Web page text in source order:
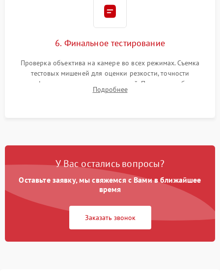
6. Финальное тестирование
Проверка объектива на камере во всех режимах. Съемка
тестовых мишеней для оценки резкости, точности
автофокуса и отсутствия искажений. Проверка работы
диафрагмы на закрытых значениях и тестирование
Подробнее
У Вас остались вопросы?
Оставьте заявку, мы свяжемся с Вами в ближайшее
время
Заказать звонок